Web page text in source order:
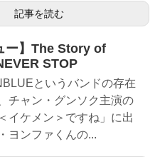
記事を読む
ー】The Story of
STOP
というバンドの存在
チャン・グンソク主演の
イケメン＞ですね」に出
ヨンファくんの...